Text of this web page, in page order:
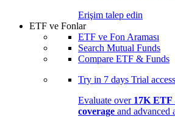
Erişim talep edin
ETF ve Fonlar
ETF ve Fon Araması
Search Mutual Funds
Compare ETF & Funds
Try in 7 days Trial access
Evaluate over 17K
coverage and advanced